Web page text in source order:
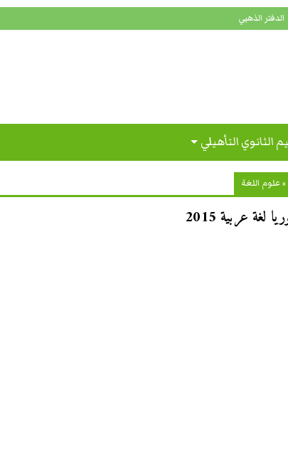
الدفتر الذهبي
الثانوي التأهيلي
»علوم اللغة
عربية 2015